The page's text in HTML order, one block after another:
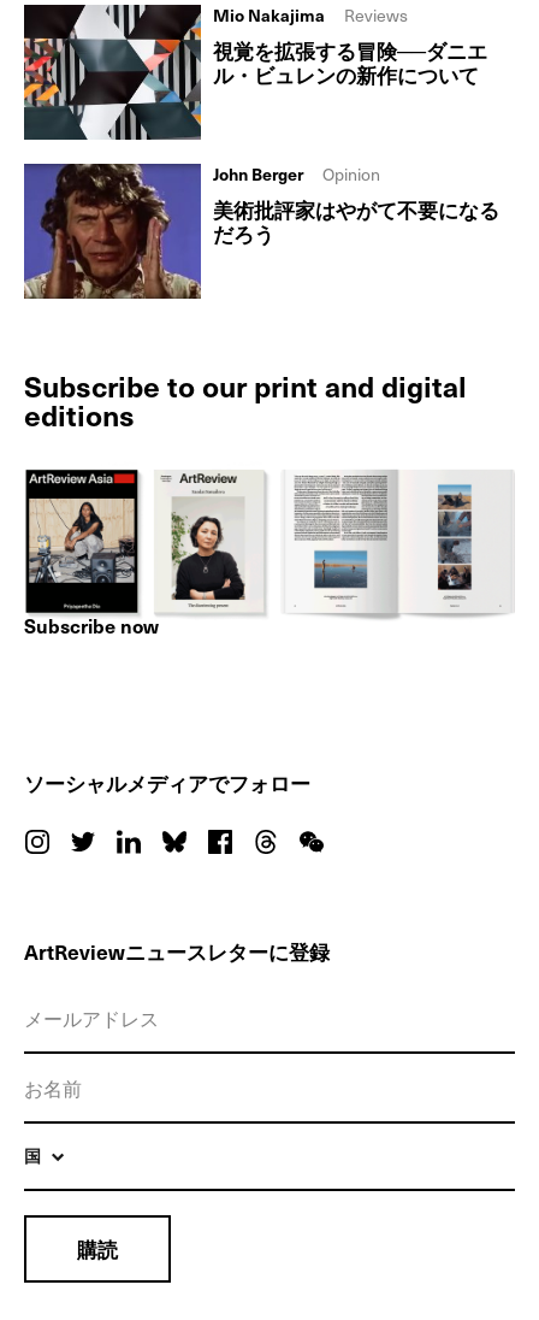
視覚を拡張する冒険──ダニエ
ル・ビュレンの新作について
Mio Nakajima Reviews
美術批評家はやがて不要になる
だろう
John Berger Opinion
Subscribe to our print and digital
editions
Subscribe now
ソーシャルメディアでフォロー
ArtReviewニュースレターに登録
国
購読